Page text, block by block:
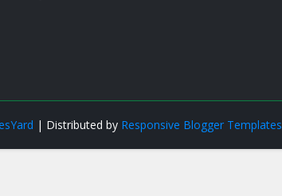
| Distributed by Responsive Blogger Templates